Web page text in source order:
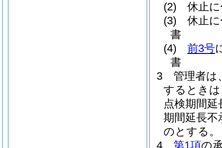
(2)
休止
(3)
休止
書
(4)
前3号
書
3
管理者は
するとき
点検期間
期間延長
のとする。
4
第1項の